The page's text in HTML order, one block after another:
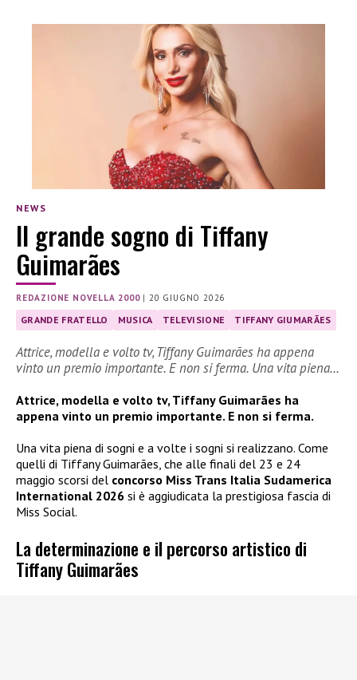
NEWS
Il grande sogno di Tiffany
Guimarães
REDAZIONE NOVELLA 2000|20 GIUGNO 2026
GRANDE FRATELLO MUSICA TELEVISIONE TIFFANY GIUMARÃES
Attrice, modella e volto tv, Tiffany Guimarães ha appena
vinto un premio importante. E non si ferma. Una vita piena…
Attrice, modella e volto tv, Tiffany Guimarães ha
appena vinto un premio importante. E non si ferma.
Una vita piena di sogni e a volte i sogni si realizzano. Come
quelli di Tiffany Guimarães, che alle finali del 23 e 24
maggio scorsi del concorso Miss Trans Italia Sudamerica
International 2026 si è aggiudicata la prestigiosa fascia di
Miss Social.
La determinazione e il percorso artistico di
Tiffany Guimarães